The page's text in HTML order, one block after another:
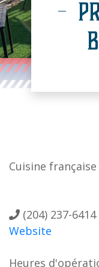
Cuisine française
(204) 237-6414
Website
Heures